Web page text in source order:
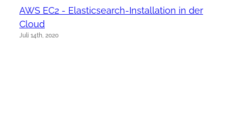
AWS EC2 - Elasticsearch-Installation in der
Cloud
Juli 14th, 2020